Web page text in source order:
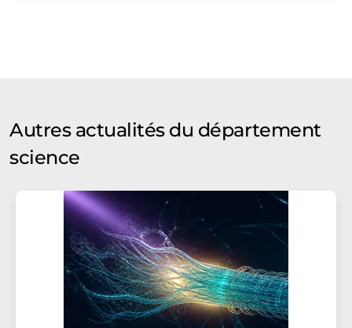
Autres actualités du département
science